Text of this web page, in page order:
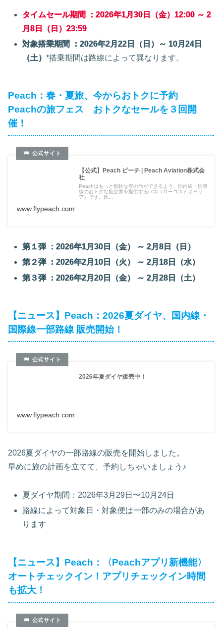
タイムセール期間 ：2026年1月30日（金）12:00 ～ 2
月8日（日）23:59
対象搭乗期間 ：2026年2月22日（日）～ 10月24日
（土）*搭乗期間は路線によって異なります。
Peach：春・夏旅、今からおトクに予約
Peachの旅フェス おトクなセールを３回開
催！
【公式】Peach ピーチ | Peach Aviation株式会
社
Peachはもっと気軽な空の旅ができるよう、国内線・国際
線のおトクな航空券を提供するLCC（ローコストキャリ
ア）です。比...
www.flypeach.com
第１弾 ：2026年1月30日（金） ～ 2月8日（日）
第２弾 ：2026年2月10日（火） ～ 2月18日（水）
第３弾 ：2026年2月20日（金） ～ 2月28日（土）
【ニュース】Peach：2026夏ダイヤ、国内線・
国際線一部路線 販売開始！
2026年夏ダイヤ販売中！
www.flypeach.com
2026夏ダイヤの一部路線の販売を開始しました。
早めに旅の計画を立てて、予約しちゃいましょう♪
夏ダイヤ期間：2026年3月29日〜10月24日
路線によって対象日・対象便は一部のみの場合があ
ります
【ニュース】Peach：〈Peachアプリ新機能〉
オートチェックイン！アプリチェックイン時間
も拡大！